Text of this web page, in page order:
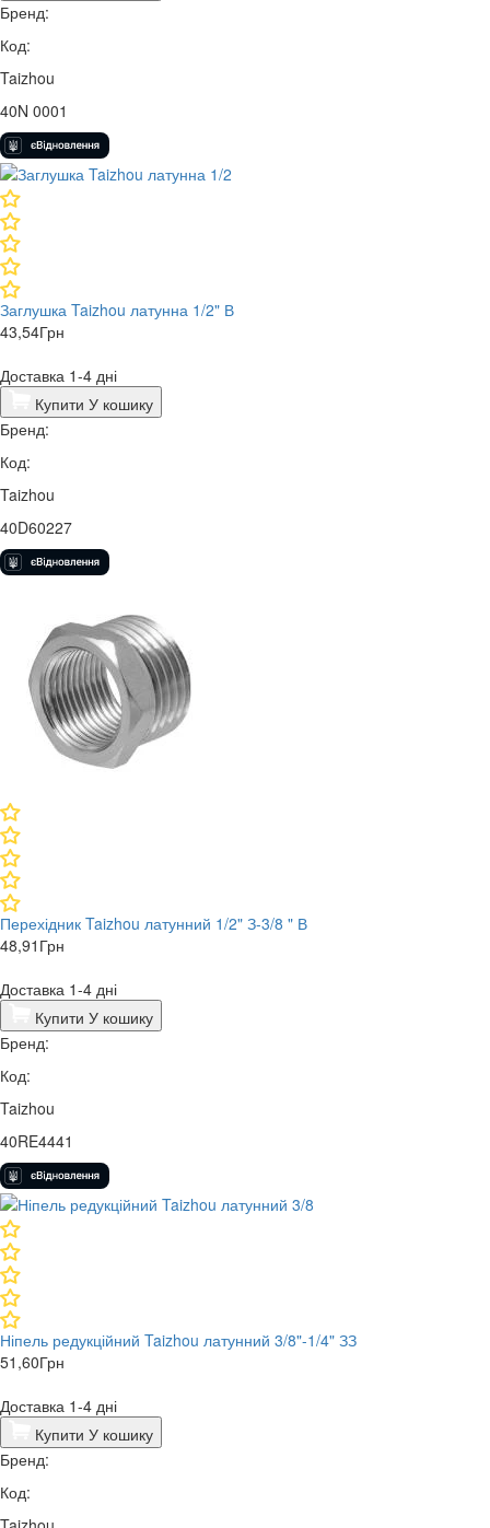
Бренд:
Код:
Taizhou
40N 0001
Заглушка Taizhou латунна 1/2" В
43,54Грн
Доставка 1-4 дні
Купити У кошику
Бренд:
Код:
Taizhou
40D60227
Перехідник Taizhou латунний 1/2" З-3/8 " В
48,91 Грн
Доставка 1-4 дні
Купити У кошику
Бренд:
Код:
Taizhou
40RE4441
Ніпель редукційний Taizhou латунний 3/8"-1/4" ЗЗ
51,60Грн
Доставка 1-4 дні
Купити У кошику
Бренд:
Код: